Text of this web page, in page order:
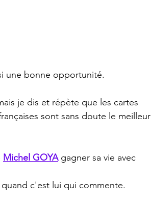
une bonne opportunité.
je dis et répète que les cartes
sont sans doute le meilleur
Michel GOYA gagner sa vie avec
c'est lui qui commente.